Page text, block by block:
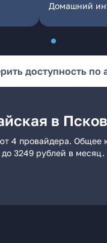
Домашний
доступность по
в
4 провайдера.
3249 рублей в